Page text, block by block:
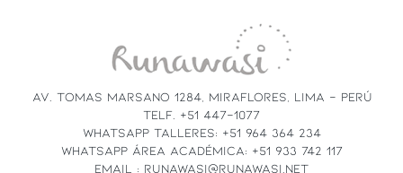
BLANK.AV. TOMAS MARSANO 1284, MIRAFLORES, LIMA - PERÚ
TELF. +51 447-1077
WHATSAPP TALLERES: +51 964 364 234
WHATSAPP ÁREA ACADÉMICA: +51 933 742 117
EMAIL : RUNAWASI@RUNAWASI.NET